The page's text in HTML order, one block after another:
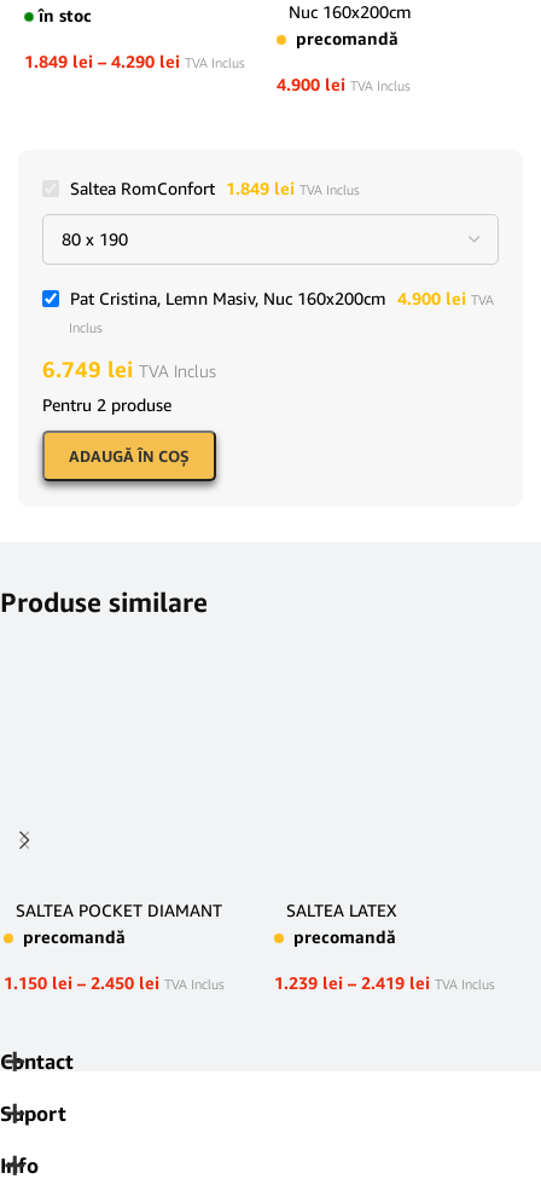
în stoc
1.849 lei – 4.290 lei TVA Inclus
Nuc 160x200cm
precomandă
4.900 lei TVA Inclus
Saltea RomConfort 1.849 lei TVA Inclus
Pat Cristina, Lemn Masiv, Nuc 160x200cm 4.900 lei TVA
Inclus
6.749 lei TVA Inclus
Pentru 2 produse
ADAUGĂ ÎN COŞ
Produse similare
SALTEA POCKET DIAMANT
precomandă
1.150 lei – 2.450 lei TVA Inclus
SALTEA LATEX
precomandă
1.239 lei – 2.419 lei TVA Inclus
Contact
Suport
Info